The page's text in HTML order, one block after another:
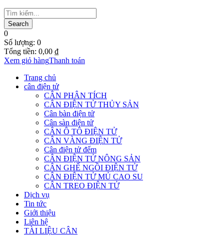
0
Số lượng: 0
Tổng tiền: 0,00 ₫
Xem giỏ hàngThanh toán
Trang chủ
cân điện tử
CÂN PHÂN TÍCH
CÂN ĐIỆN TỬ THỦY SẢN
Cân bàn điện tử
Cân sàn điện tử
CÂN Ô TÔ ĐIỆN TỬ
CÂN VÀNG ĐIỆN TỬ
Cân điện tử đếm
CÂN ĐIỆN TỬ NÔNG SẢN
CÂN GHẾ NGỒI ĐIỆN TỬ
CÂN ĐIỆN TỬ MỦ CAO SU
CÂN TREO ĐIỆN TỬ
Dịch vụ
Tin tức
Giới thiệu
Liên hệ
TÀI LIỆU CÂN